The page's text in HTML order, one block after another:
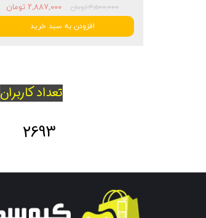
۳,۵۰۰,۰۰۰ تومان ۲,۸۸۷,۰۰۰ تومان
افزودن به سبد خرید
تعداد کاربران
2693